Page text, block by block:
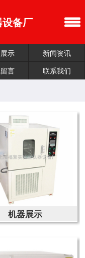
备厂
示
新闻资讯
言 联系我们
机器展示